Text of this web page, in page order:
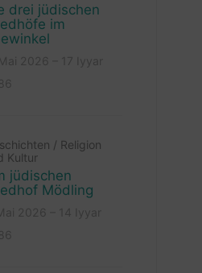
drei jüdischen
im
/ Religion
Kultur
jüdischen
Mödling